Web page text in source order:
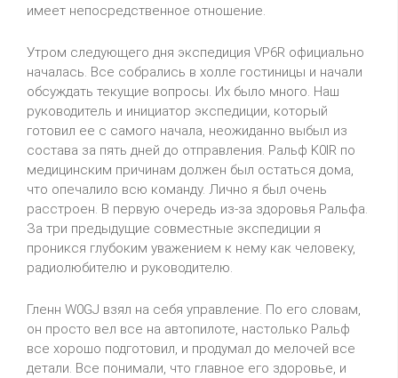
имеет непосредственное отношение.
Утром следующего дня экспедиция VP6R официально
началась. Все собрались в холле гостиницы и начали
обсуждать текущие вопросы. Их было много. Наш
руководитель и инициатор экспедиции, который
готовил ее с самого начала, неожиданно выбыл из
состава за пять дней до отправления. Ральф K0IR по
медицинским причинам должен был остаться дома,
что опечалило всю команду. Лично я был очень
расстроен. В первую очередь из-за здоровья Ральфа.
За три предыдущие совместные экспедиции я
проникся глубоким уважением к нему как человеку,
радиолюбителю и руководителю.
Гленн W0GJ взял на себя управление. По его словам,
он просто вел все на автопилоте, настолько Ральф
все хорошо подготовил, и продумал до мелочей все
детали. Все понимали, что главное его здоровье, и